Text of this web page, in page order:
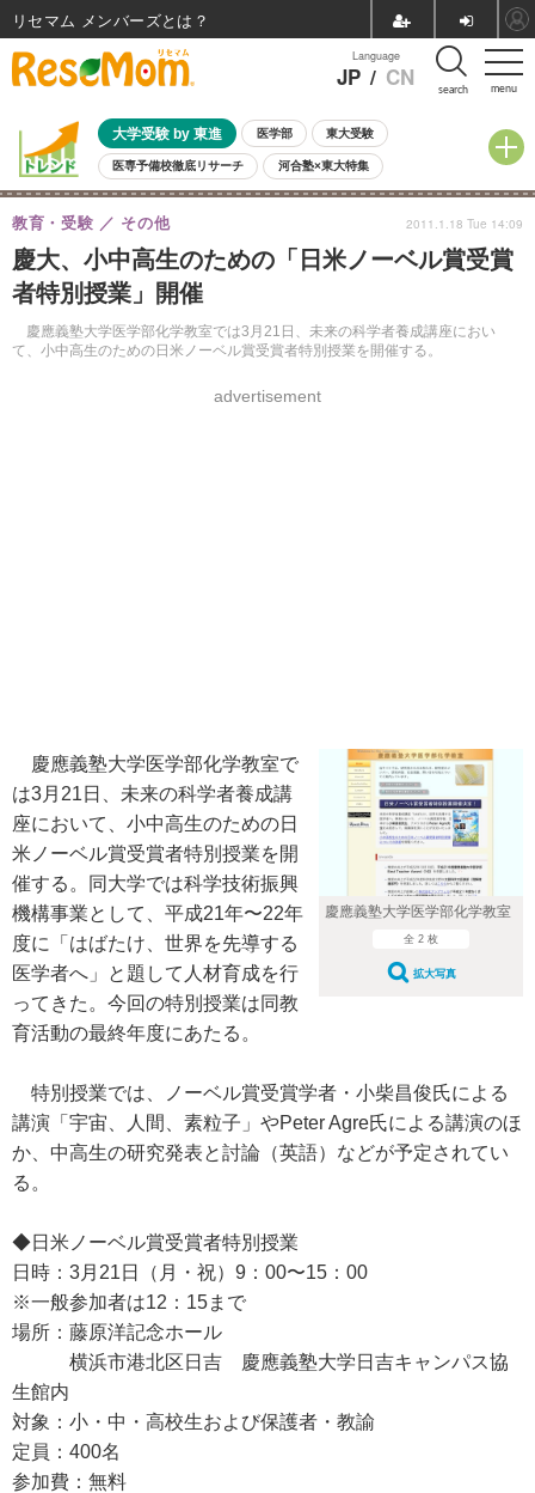
menu
Language
JP / CN search
大学受験 by 東進 医学部 東大受験
医専予備校徹底リサーチ 河合塾×東大特集
親子で考える大学選び 高校受験 中学受験 小学校受験
共通テスト 夏休み
8月開催イベント・WS 全国公立高校 過去問 人気記事
自由研究教材（小学生向け）
慶大、小中高生のための「日米ノーベル賞受賞
者特別授業」開催
慶應義塾大学医学部化学教室では3月21日、未来の科学者養成講座におい
て、小中高生のための日米ノーベル賞受賞者特別授業を開催する。
教育・受験 その他
advertisement
2011.1.18 Tue 14:09
慶應義塾大学医学部化学教室
全 2 枚
拡大写真
慶應義塾大学医学部化学教室で
は3月21日、未来の科学者養成講
座において、小中高生のための日
米ノーベル賞受賞者特別授業を開
催する。同大学では科学技術振興
機構事業として、平成21年〜22年
度に「はばたけ、世界を先導する
医学者へ」と題して人材育成を行
ってきた。今回の特別授業は同教
育活動の最終年度にあたる。
特別授業では、ノーベル賞受賞学者・小柴昌俊氏による
講演「宇宙、人間、素粒子」やPeter Agre氏による講演のほ
か、中高生の研究発表と討論（英語）などが予定されてい
る。
◆日米ノーベル賞受賞者特別授業
日時：3月21日（月・祝）9：00〜15：00
※一般参加者は12：15まで
場所：藤原洋記念ホール
横浜市港北区日吉 慶應義塾大学日吉キャンパス協
生館内
対象：小・中・高校生および保護者・教諭
定員：400名
参加費：無料
リセマム メンバーズ